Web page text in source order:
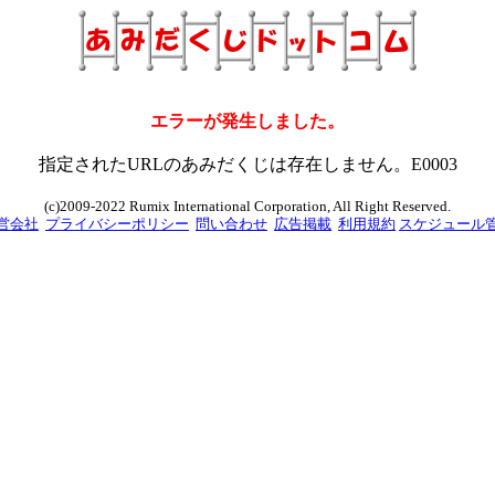
エラーが発生しました。
指定されたURLのあみだくじは存在しません。E0003
(c)2009-2022 Rumix International Corporation, All Right Reserved.
会社 プライバシーポリシー 問い合わせ 広告掲載 利用規約 スケジュール